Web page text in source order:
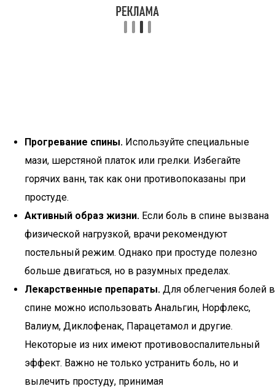
Прогревание спины. Используйте специальные
мази, шерстяной платок или грелки. Избегайте
горячих ванн, так как они противопоказаны при
простуде.
Активный образ жизни. Если боль в спине вызвана
физической нагрузкой, врачи рекомендуют
постельный режим. Однако при простуде полезно
больше двигаться, но в разумных пределах.
Лекарственные препараты. Для облегчения болей в
спине можно использовать Анальгин, Норфлекс,
Валиум, Диклофенак, Парацетамол и другие.
Некоторые из них имеют противовоспалительный
эффект. Важно не только устранить боль, но и
вылечить простуду, принимая